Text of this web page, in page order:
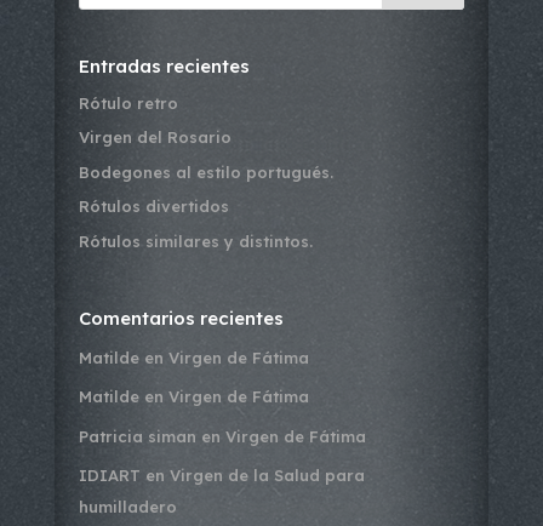
Entradas recientes
Rótulo retro
Virgen del Rosario
Bodegones al estilo portugués.
Rótulos divertidos
Rótulos similares y distintos.
Comentarios recientes
Matildeen Virgen de Fátima
Matildeen Virgen de Fátima
Patricia siman en Virgen de Fátima
IDIART en Virgen de la Salud para
humilladero